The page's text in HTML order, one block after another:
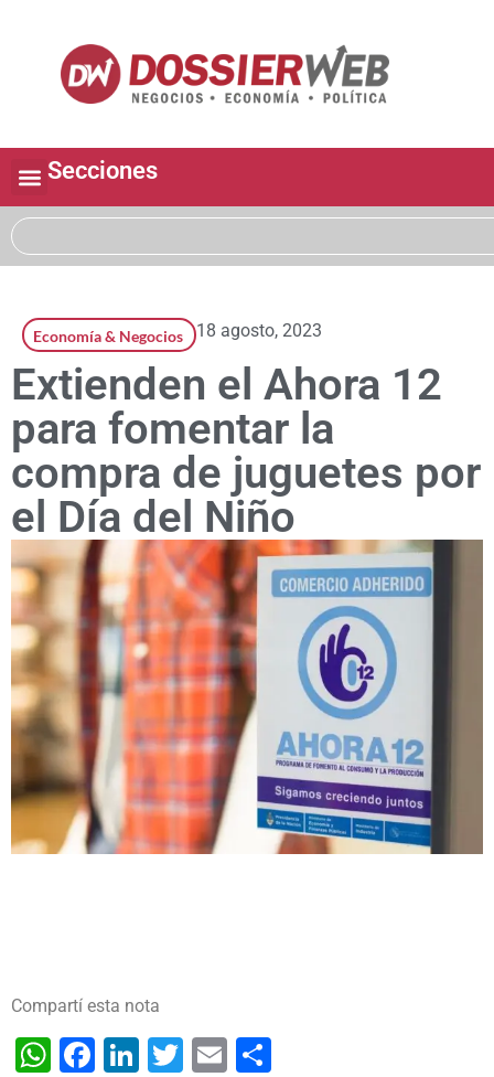
Secciones
Economía & Negocios 18 agosto, 2023
Extienden el Ahora 12
para fomentar la
compra de juguetes por
el Día del Niño
Compartí esta nota
WhatsApp
Facebook
LinkedIn
Twitter
Email